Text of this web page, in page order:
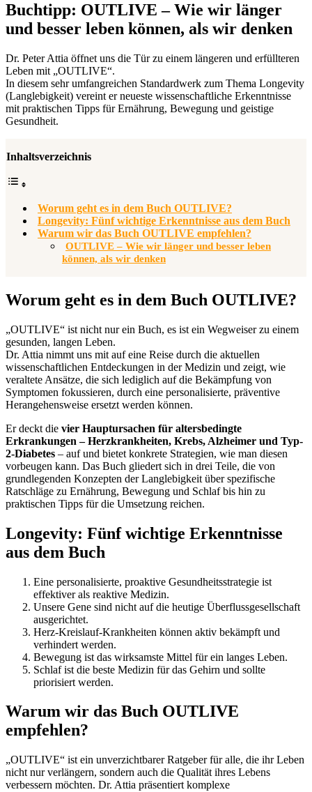
Buchtipp: OUTLIVE – Wie wir länger
und besser leben können, als wir denken
Dr. Peter Attia öffnet uns die Tür zu einem längeren und erfüllteren
Leben mit „OUTLIVE“.
In diesem sehr umfangreichen Standardwerk zum Thema Longevity
(Langlebigkeit) vereint er neueste wissenschaftliche Erkenntnisse
mit praktischen Tipps für Ernährung, Bewegung und geistige
Gesundheit.
Inhaltsverzeichnis
Worum geht es in dem Buch OUTLIVE?
Longevity: Fünf wichtige Erkenntnisse aus dem Buch
Warum wir das Buch OUTLIVE empfehlen?
OUTLIVE – Wie wir länger und besser leben
können, als wir denken
Worum geht es in dem Buch OUTLIVE?
„OUTLIVE“ ist nicht nur ein Buch, es ist ein Wegweiser zu einem
gesunden, langen Leben.
Dr. Attia nimmt uns mit auf eine Reise durch die aktuellen
wissenschaftlichen Entdeckungen in der Medizin und zeigt, wie
veraltete Ansätze, die sich lediglich auf die Bekämpfung von
Symptomen fokussieren, durch eine personalisierte, präventive
Herangehensweise ersetzt werden können.
Er deckt die vier Hauptursachen für altersbedingte
Erkrankungen – Herzkrankheiten, Krebs, Alzheimer und Typ-
2-Diabetes – auf und bietet konkrete Strategien, wie man diesen
vorbeugen kann. Das Buch gliedert sich in drei Teile, die von
grundlegenden Konzepten der Langlebigkeit über spezifische
Ratschläge zu Ernährung, Bewegung und Schlaf bis hin zu
praktischen Tipps für die Umsetzung reichen.
Longevity: Fünf wichtige Erkenntnisse
aus dem Buch
Eine personalisierte, proaktive Gesundheitsstrategie ist
effektiver als reaktive Medizin.
Unsere Gene sind nicht auf die heutige Überflussgesellschaft
ausgerichtet.
Herz-Kreislauf-Krankheiten können aktiv bekämpft und
verhindert werden.
Bewegung ist das wirksamste Mittel für ein langes Leben.
Schlaf ist die beste Medizin für das Gehirn und sollte
priorisiert werden.
Warum wir das Buch OUTLIVE
empfehlen?
„OUTLIVE“ ist ein unverzichtbarer Ratgeber für alle, die ihr Leben
nicht nur verlängern, sondern auch die Qualität ihres Lebens
verbessern möchten. Dr. Attia präsentiert komplexe